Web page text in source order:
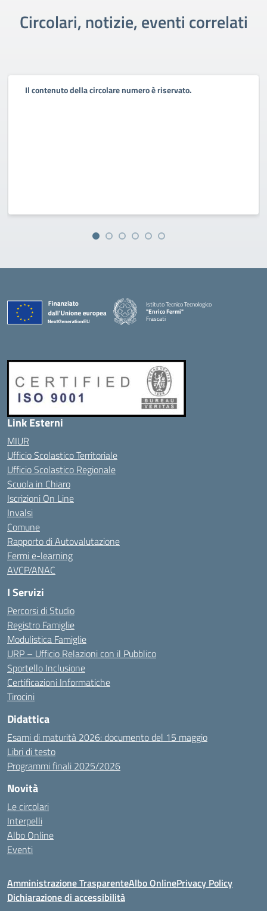
Circolari, notizie, eventi correlati
Il contenuto della circolare numero è riservato.
Istituto Tecnico Tecnologico
"Enrico Fermi"
Frascati
Link Esterni
MIUR
Ufficio Scolastico Territoriale
Ufficio Scolastico Regionale
Scuola in Chiaro
Iscrizioni On Line
Invalsi
Comune
Rapporto di Autovalutazione
Fermi e-learning
AVCP/ANAC
I Servizi
Percorsi di Studio
Registro Famiglie
Modulistica Famiglie
URP – Ufficio Relazioni con il Pubblico
Sportello Inclusione
Certificazioni Informatiche
Tirocini
Didattica
Esami di maturità 2026: documento del 15 maggio
Libri di testo
Programmi finali 2025/2026
Novità
Le circolari
Interpelli
Albo Online
Eventi
Amministrazione TrasparenteAlbo OnlinePrivacy Policy
Dichiarazione di accessibilità